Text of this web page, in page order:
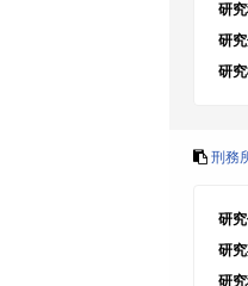
研究
研
研
刑務
研
研
研究